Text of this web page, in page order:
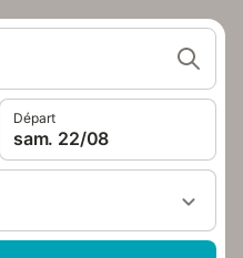
Départ
sam. 22/08